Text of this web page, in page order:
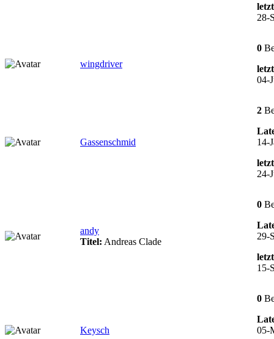
28-
wingdriver
0
04-
Gassenschmid
2
14-
24-
andy
Titel: Andreas Clade
0
29-
15-
Keysch
0
05-